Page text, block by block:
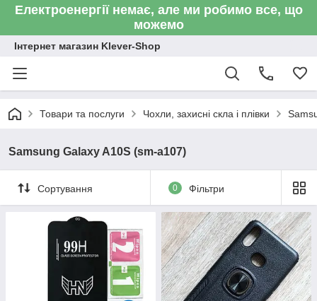
Електроенергії немає, але ми робимо все, що
можемо
Інтернет магазин Klever-Shop
Товари та послуги Чохли, захисні скла і плівки
Samsung Galaxy A10S (sm-a107)
Сортування 0 Фільтри